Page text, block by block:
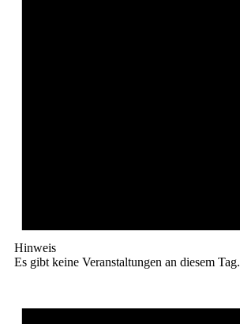
Hinweis
Es gibt keine Veranstaltungen an diesem Tag.